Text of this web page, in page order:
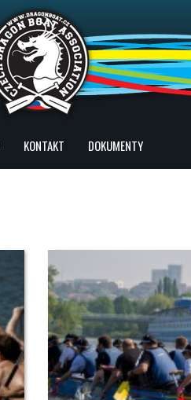
KONTAKT DOKUMENTY